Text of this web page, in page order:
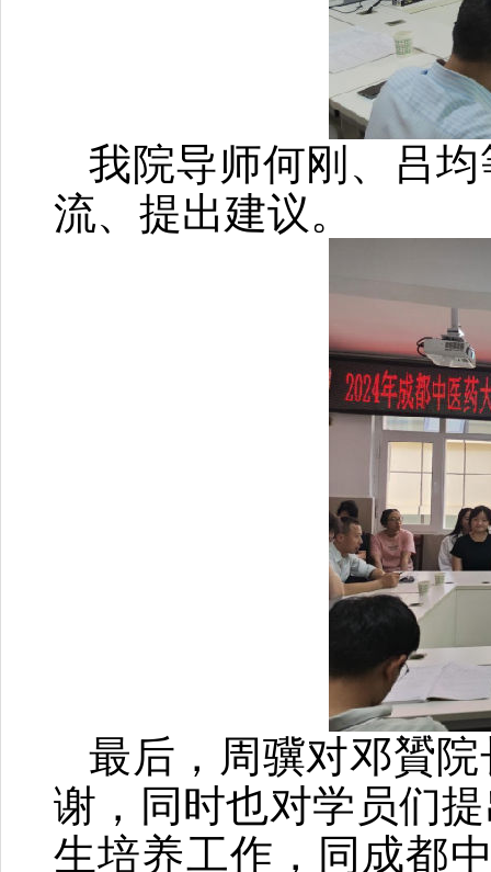
我院导师何刚、吕
流、提出建议。
最后，周骥对邓贇
谢，同时也对学员们
生培养工作，同成都